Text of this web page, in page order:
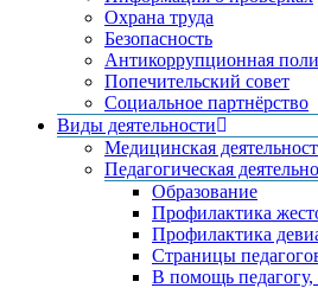
Охрана труда
Безопасность
Антикоррупционная
Попечительский совет
Социальное партнёрство
Виды деятельности
Медицинская
Педагогическая
Образование
Профилактика
Профилактика
Страницы
В помощь